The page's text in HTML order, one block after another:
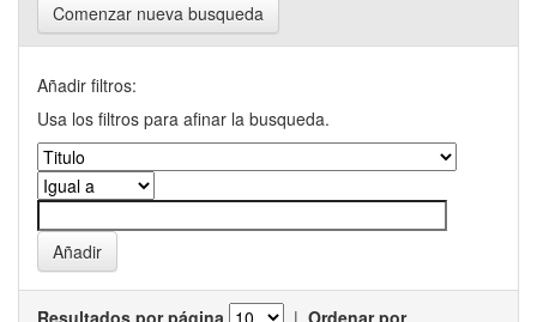
Comenzar nueva busqueda
Añadir filtros:
Usa los filtros para afinar la busqueda.
Resultados por página | Ordenar por